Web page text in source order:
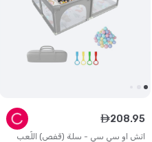
اتش او سي سي - سلة (قفص) اللّعب
ê208.95